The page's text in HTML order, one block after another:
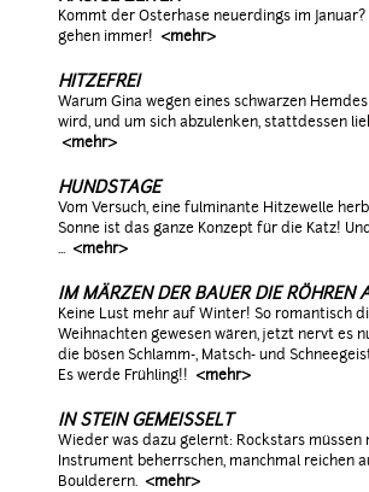
Kommt der Osterhase neuerdings im
gehen immer! <mehr>
HITZEFREI
Warum Gina wegen eines schwarzen
wird, und um sich abzulenken, stattdessen
<mehr>
HUNDSTAGE
Vom Versuch, eine fulminante Hitzewelle
Sonne ist das ganze Konzept für die Katz!
... <mehr>
IM MÄRZEN DER BAUER DIE RÖHREN
Keine Lust mehr auf Winter! So romantisch
Weihnachten gewesen wären, jetzt nervt es
die bösen Schlamm-, Matsch- und
Es werde Frühling!! <mehr>
IN STEIN GEMEISSELT
Wieder was dazu gelernt: Rockstars müssen
Instrument beherrschen, manchmal reichen
Boulderern. <mehr>